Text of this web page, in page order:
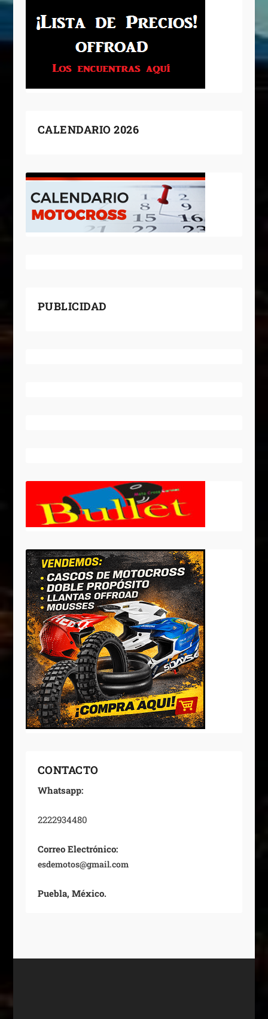
CALENDARIO 2026
PUBLICIDAD
CONTACTO
Whatsapp:
2222934480
Correo Electrónico:
esdemotos@gmail.com
Puebla, México.